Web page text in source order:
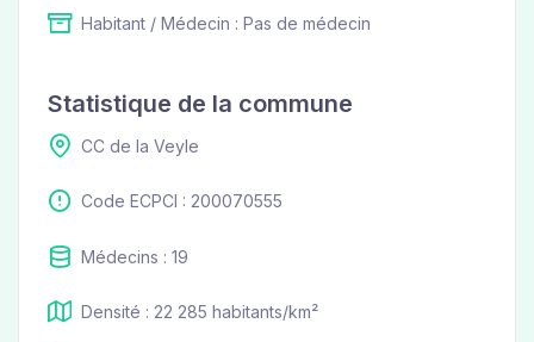
Habitant / Médecin : Pas de médecin
Statistique de la commune
CC de la Veyle
Code ECPCI : 200070555
Médecins : 19
Densité : 22 285 habitants/km²